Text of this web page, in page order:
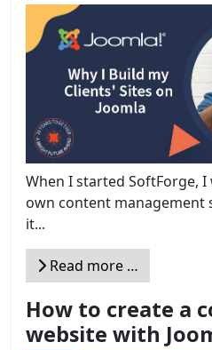
When I started SoftForge,
own content management
it...
Read more …
How to create a
website with